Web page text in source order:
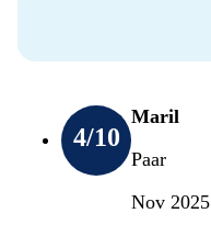
4/10
Maril
Paar
Nov 2025